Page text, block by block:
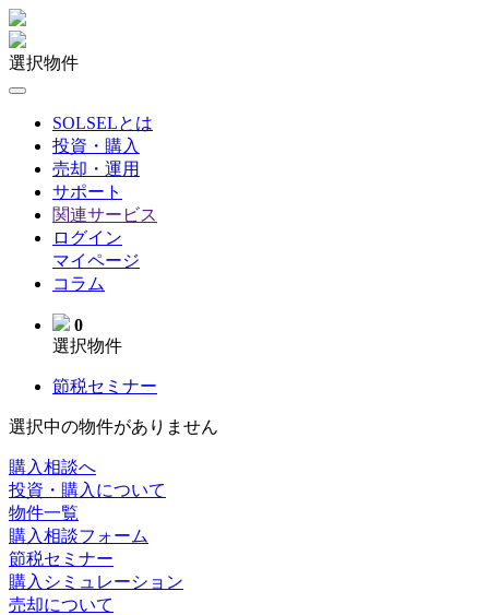
選択物件
SOLSELとは
投資・購入
売却・運用
サポート
関連サービス
ログイン
マイページ
コラム
0
選択物件
節税セミナー
選択中の物件がありません
購入相談へ
投資・購入について
物件一覧
購入相談フォーム
節税セミナー
購入シミュレーション
売却について